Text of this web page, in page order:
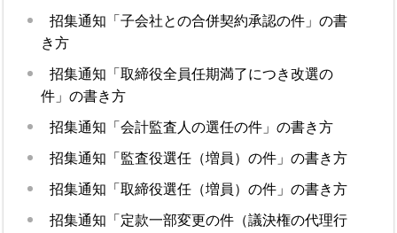
招集通知「子会社との合併契約承認の件」の書
き方
招集通知「取締役全員任期満了につき改選の
件」の書き方
招集通知「会計監査人の選任の件」の書き方
招集通知「監査役選任（増員）の件」の書き方
招集通知「取締役選任（増員）の件」の書き方
招集通知「定款一部変更の件（議決権の代理行